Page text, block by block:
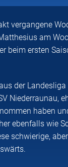
vergangene
am
beim ersten
der
Niederraunau,
haben
ebenfalls wie
schwierige,